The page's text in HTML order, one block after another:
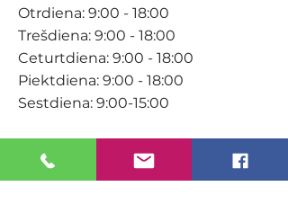
Otrdiena: 9:00 - 18:00
Trešdiena: 9:00 - 18:00
Ceturtdiena: 9:00 - 18:00
Piektdiena: 9:00 - 18:00
Sestdiena: 9:00-15:00
KONTAKTI